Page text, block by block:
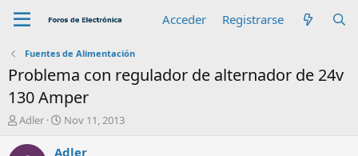
Acceder Registrarse
Fuentes de Alimentación
Problema con regulador de alternador de 24v
130 Amper
A
t
Adler
F
c
Nov 11, 2013
Adler